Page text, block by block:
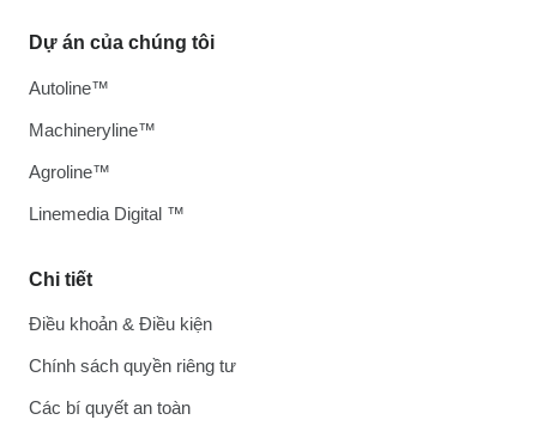
Chi tiết
Điều khoản & Điều kiện
Chính sách quyền riêng tư
Các bí quyết an toàn
Dự án của chúng tôi
Autoline™
Machineryline™
Agroline™
Linemedia Digital ™